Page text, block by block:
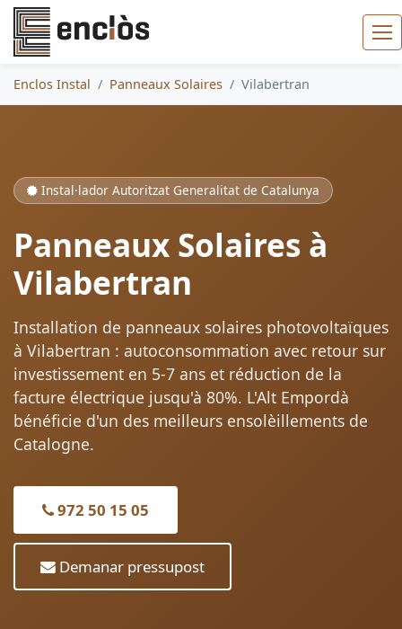
Enclos Instal Panneaux Solaires Vilabertran
Instal·lador Autoritzat Generalitat de Catalunya
Panneaux Solaires à
Vilabertran
Installation de panneaux solaires photovoltaïques
à Vilabertran : autoconsommation avec retour sur
investissement en 5-7 ans et réduction de la
facture électrique jusqu'à 80%. L'Alt Empordà
bénéficie d'un des meilleurs ensolèillements de
Catalogne.
972 50 15 05
Demanar pressupost